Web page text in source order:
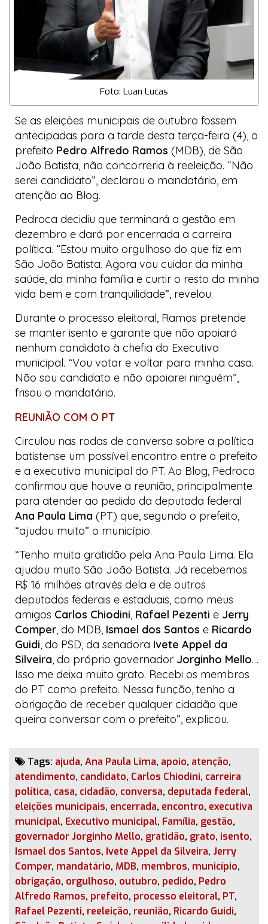
Foto: Luan Lucas
Se as eleições municipais de outubro fossem
antecipadas para a tarde desta terça-feira (4), o
prefeito Pedro Alfredo Ramos (MDB), de São
João Batista, não concorreria à reeleição. “Não
serei candidato”, declarou o mandatário, em
atenção ao Blog.
Pedroca decidiu que terminará a gestão em
dezembro e dará por encerrada a carreira
política. “Estou muito orgulhoso do que fiz em
São João Batista. Agora vou cuidar da minha
saúde, da minha família e curtir o resto da minha
vida bem e com tranquilidade”, revelou.
Durante o processo eleitoral, Ramos pretende
se manter isento e garante que não apoiará
nenhum candidato à chefia do Executivo
municipal. “Vou votar e voltar para minha casa.
Não sou candidato e não apoiarei ninguém”,
frisou o mandatário.
REUNIÃO COM O PT
Circulou nas rodas de conversa sobre a política
batistense um possível encontro entre o prefeito
e a executiva municipal do PT. Ao Blog, Pedroca
confirmou que houve a reunião, principalmente
para atender ao pedido da deputada federal
Ana Paula Lima (PT) que, segundo o prefeito,
“ajudou muito” o município.
“Tenho muita gratidão pela Ana Paula Lima. Ela
ajudou muito São João Batista. Já recebemos
R$ 16 milhões através dela e de outros
deputados federais e estaduais, como meus
amigos Carlos Chiodini, Rafael Pezenti e Jerry
Comper, do MDB, Ismael dos Santos e Ricardo
Guidi, do PSD, da senadora Ivete Appel da
Silveira, do próprio governador Jorginho Mello…
Isso me deixa muito grato. Recebi os membros
do PT como prefeito. Nessa função, tenho a
obrigação de receber qualquer cidadão que
queira conversar com o prefeito”, explicou.
Tags: ajuda, Ana Paula Lima, apoio, atenção,
atendimento, candidato, Carlos Chiodini, carreira
política, casa, cidadão, conversa, deputada federal,
eleições municipais, encerrada, encontro, executiva
municipal, Executivo municipal, Família, gestão,
governador Jorginho Mello, gratidão, grato, isento,
Ismael dos Santos, Ivete Appel da Silveira, Jerry
Comper, mandatário, MDB, membros, município,
obrigação, orgulhoso, outubro, pedido, Pedro
Alfredo Ramos, prefeito, processo eleitoral, PT,
Rafael Pezenti, reeleição, reunião, Ricardo Guidi,